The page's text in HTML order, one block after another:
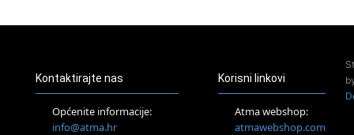
Pjesma srca / Zagreb
Tečaj Višeg Vodstva, razvijanja intuicije i Akaša zapisa
Kontaktirajte nas
Općenite informacije:
info@atma.hr
Korisni linkovi
Atma webshop:
atmawebshop.com